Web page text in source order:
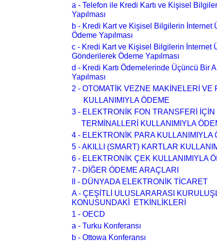
a - Telefon ile Kredi Kartı ve Kişisel
Yapılması
b - Kredi Kart ve Kişisel Bilgilerin İnternet
Ödeme Yapılması
c - Kredi Kart ve Kişisel Bilgilerin İnternet
Gönderilerek Ödeme Yapılması
d - Kredi Kartı Ödemelerinde Üçüncü Bir
Yapılması
2 - OTOMATİK VEZNE MAKİNELERİ VE
KULLANIMIYLA ÖDEME
3 - ELEKTRONİK FON TRANSFERİ
TERMİNALLERİ KULLANIMIYLA
4 - ELEKTRONİK PARA
5 - AKILLI (SMART) KARTLAR
6 - ELEKTRONİK ÇEK KULLANIMIYLA
7 - DİĞER ÖDEME ARAÇLARI
II - DÜNYADA ELEKTRONİK TİCARET
A - ÇEŞİTLİ ULUSLARARASI
KONUSUNDAKİ ETKİNLİKLERİ
1 - OECD
a - Turku Konferansı
b - Ottowa Konferansı